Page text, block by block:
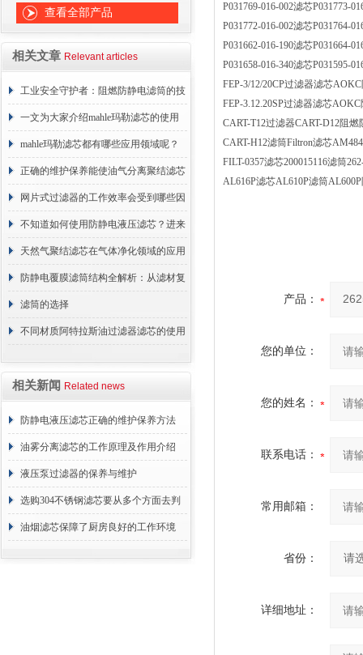
查看全部产品
相关文章 Relevant articles
工业安全守护者：阻燃防静电滤筒的技
术原理与应用解析
一文为大家介绍mahle玛勒滤芯的使用
原理
mahle玛勒滤芯都有哪些应用领域呢？
正确的维护保养能使油气分离聚结滤芯
长期稳定运行
网片式过滤器的工作效率会受到哪些因
素的影响？
不知道如何使用防静电液压滤芯？进来
看
天然气聚结滤芯在气体净化领域的应用
与重要性
防静电覆膜滤筒结构全解析：从滤材复
合到整体成型
滤筒的选择
不同材质阿特拉斯油过滤器滤芯的使用
相关新闻 Related news
防静电液压滤芯正确的维护保养方法
油雾分离滤芯的工作原理及作用介绍
液压泵过滤器的保养与维护
选购304不锈钢滤芯要从多个方面去判
断
油烟滤芯保障了厨房良好的工作环境
P031769-016-002滤芯P031773-
P031772-016-002滤芯P031764-
P031662-016-190滤芯P031664-
P031658-016-340滤芯P031595-
FEP-3/12/20CP过滤器滤芯
FEP-3.12.20SP过滤器滤芯
CART-T12过滤器CART-D12阻
CART-H12滤筒Filtron滤芯
FILT-0357滤芯200015116滤筒
AL616P滤芯AL610P滤筒
产品：
您的单位：
您的姓名：
联系电话：
常用邮箱：
省份：
详细地址：